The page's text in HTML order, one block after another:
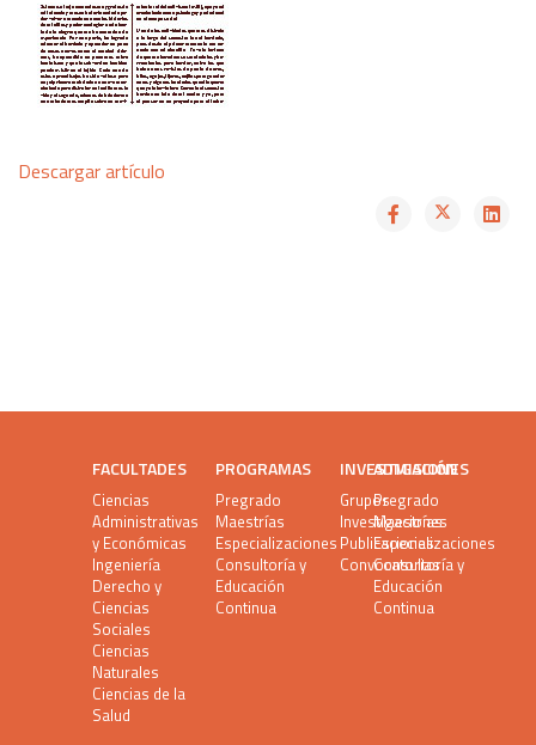
Descargar artículo
FACULTADES
Ciencias
Administrativas
y Económicas
Ingeniería
Derecho y
Ciencias
Sociales
Ciencias
Naturales
Ciencias de la
Salud
PROGRAMAS
Pregrado
Maestrías
Especializaciones
Consultoría y
Educación
Continua
INVESTIGACIÓN
Grupos
Investigaciones
Publicaciones
Convocatorias
ADMISIONES
Pregrado
Maestrías
Especializaciones
Consultoría y
Educación
Continua